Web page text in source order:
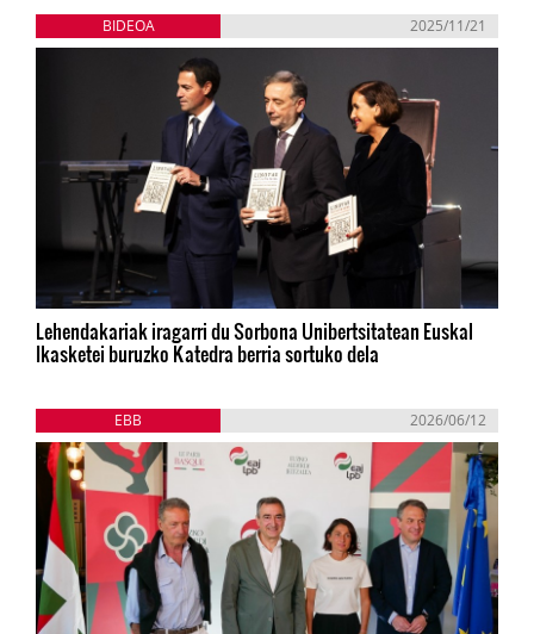
BIDEOA 2025/11/21
Lehendakariak iragarri du Sorbona Unibertsitatean Euskal
Ikasketei buruzko Katedra berria sortuko dela
EBB 2026/06/12